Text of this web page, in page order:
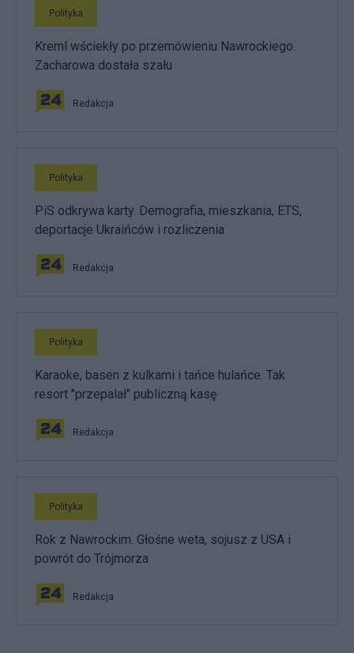
Polityka
Kreml wściekły po przemówieniu Nawrockiego.
Zacharowa dostała szału
Redakcja
Polityka
PiS odkrywa karty. Demografia, mieszkania, ETS,
deportacje Ukraińców i rozliczenia
Redakcja
Polityka
Karaoke, basen z kulkami i tańce hulańce. Tak
resort "przepalał" publiczną kasę
Redakcja
Polityka
Rok z Nawrockim. Głośne weta, sojusz z USA i
powrót do Trójmorza
Redakcja